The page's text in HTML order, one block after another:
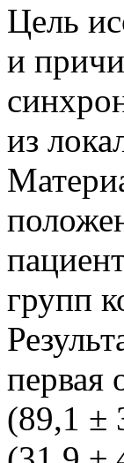
Цель
и
из
групп
первая
(89,1 ±